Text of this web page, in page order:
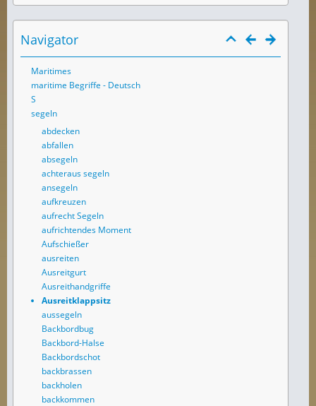
Navigator
Maritimes
maritime Begriffe - Deutsch
S
segeln
abdecken
abfallen
absegeln
achteraus segeln
ansegeln
aufkreuzen
aufrecht Segeln
aufrichtendes Moment
Aufschießer
ausreiten
Ausreitgurt
Ausreithandgriffe
Ausreitklappsitz
aussegeln
Backbordbug
Backbord-Halse
Backbordschot
backbrassen
backholen
backkommen